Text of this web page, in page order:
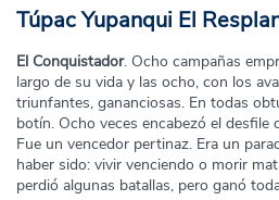
Túpac Yupanqui El
El Conquistador. Ocho campañas
largo de su vida y las ocho, con los
triunfantes, gananciosas. En todas
botín. Ocho veces encabezó el desfile
Fue un vencedor pertinaz. Era un
haber sido: vivir venciendo o morir
perdió algunas batallas, pero ganó